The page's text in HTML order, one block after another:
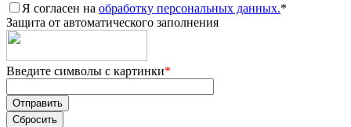
Я согласен на обработку персональных данных.*
Защита от автоматического заполнения
Введите символы с картинки*